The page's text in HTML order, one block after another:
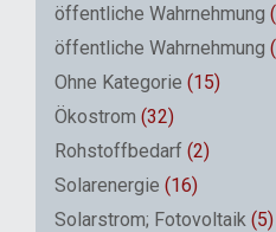
öffentliche Wahrnehmung
öffentliche Wahrnehmung
Ohne Kategorie (15)
Ökostrom (32)
Rohstoffbedarf (2)
Solarenergie (16)
Solarstrom; Fotovoltaik (5)